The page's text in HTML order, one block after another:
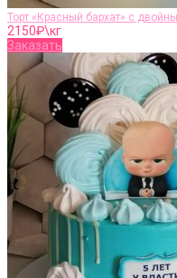
Торт «Красный бархат» с
2150₽\кг
Заказать